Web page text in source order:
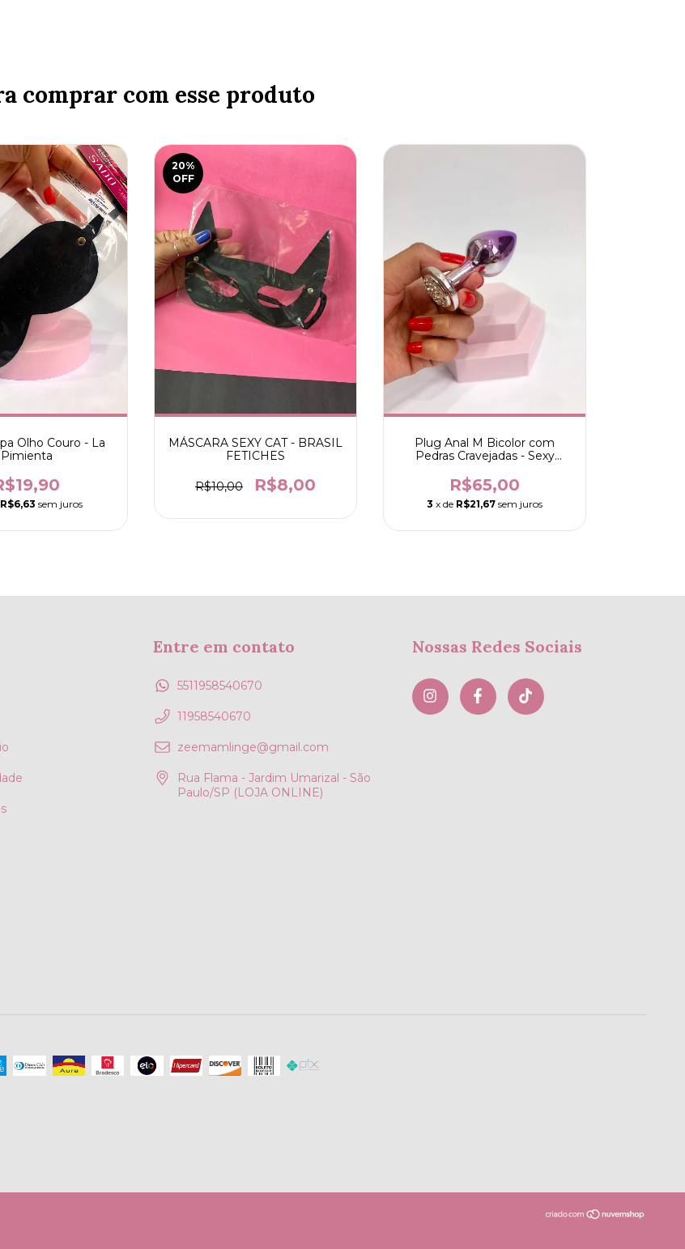
comprar com esse produto
Olho Couro - La
Pimienta
R$6,63 sem juros
20%
OFF
MÁSCARA SEXY CAT - BRASIL
FETICHES
R$10,00 R$8,00
Plug Anal M Bicolor com
Pedras Cravejadas - Sexy
R$65,00
3 x de R$21,67 sem juros
Entre em contato
5511958540670
11958540670
zeemamlinge@gmail.com
Rua Flama - Jardim Umarizal - São
Paulo/SP (LOJA ONLINE)
Nossas Redes Sociais